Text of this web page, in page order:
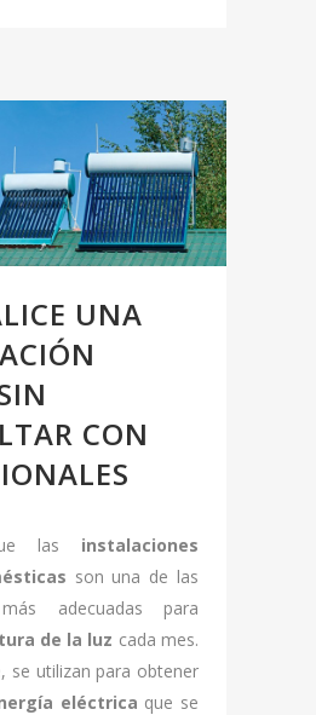
UNA
CON
las instalaciones
son una de las
adecuadas para
de la luz cada mes.
se utilizan para obtener
eléctrica que se